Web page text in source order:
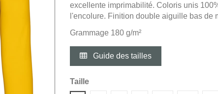
excellente imprimabilité. Coloris unis
l'encolure. Finition double aiguille bas de
Grammage 180 g/m²
Guide des tailles
Taille